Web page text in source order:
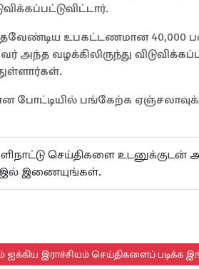
உபகட்டணமான 40,000
அந்த வழக்கிலிருந்து
போட்டியில் பங்கேற்க
செய்திகளை உடனுக்குடன்
இல் இணையுங்கள்.
ஐக்கிய இராச்சியம் செய்திகளைப் படிக்க